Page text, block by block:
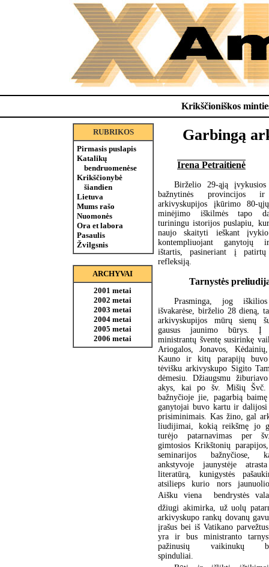
Krikščioniškos
RUBRIKOS
Pirmasis puslapis
Katalikų
bendruomenėse
Krikščionybė
šiandien
Lietuva
Mums rašo
Nuomonės
Ora et labora
Pasaulis
Žvilgsnis
ARCHYVAI
2001 metai
2002 metai
2003 metai
2004 metai
2005 metai
2006 metai
Garbingą
Irena Petraitienė
Birželio 29-ąją įvykusios
bažnytinės provincijos
arkivyskupijos įkūrimo 80-
minėjimo iškilmės tapo
turiningu istorijos puslapiu,
naujo skaityti ieškant
kontempliuojant ganytojų
ištartis, pasineriant į patirtų
refleksiją.
Tarnystės
Prasminga, jog iškilios
išvakarėse, birželio 28 dieną,
arkivyskupijos mūrų sienų
gausus jaunimo būrys. Į
ministrantų šventę susirinkę
Ariogalos, Jonavos,
Kauno ir kitų parapijų buvo
tėvišku arkivyskupo Sigito
dėmesiu. Džiaugsmu
akys, kai po šv. Mišių Švč.
bažnyčioje jie, pagarbią
ganytojai buvo kartu ir dalijosi
prisiminimais. Kas žino, gal
liudijimai, kokią reikšmę jo
turėjo patarnavimas per
gimtosios Krikštonių
seminarijos bažnyčiose,
ankstyvoje jaunystėje
literatūrą, kunigystės
atsilieps kurio nors
Aišku viena  bendrystės
džiugi akimirka, už uolų
arkivyskupo rankų dovanų
įrašus bei iš Vatikano
yra ir bus ministranto
pažinusių vaikinukų
spinduliai.